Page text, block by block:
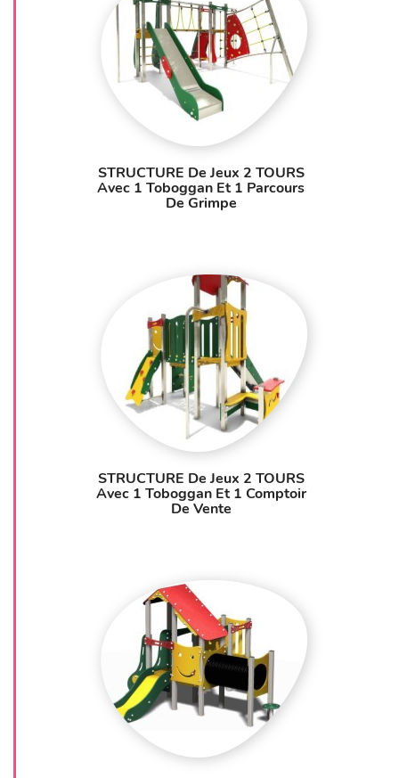
STRUCTURE De Jeux 2 TOURS
Avec 1 Toboggan Et 1 Parcours
De Grimpe
STRUCTURE De Jeux 2 TOURS
Avec 1 Toboggan Et 1 Comptoir
De Vente